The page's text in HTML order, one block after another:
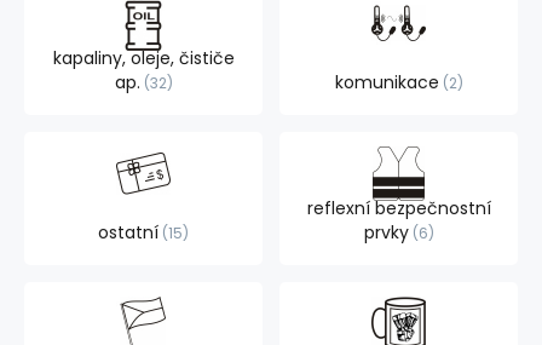
kapaliny, oleje, čističe
ap. 32 komunikace 2
ostatní 15
reflexní bezpečnostní
prvky 6